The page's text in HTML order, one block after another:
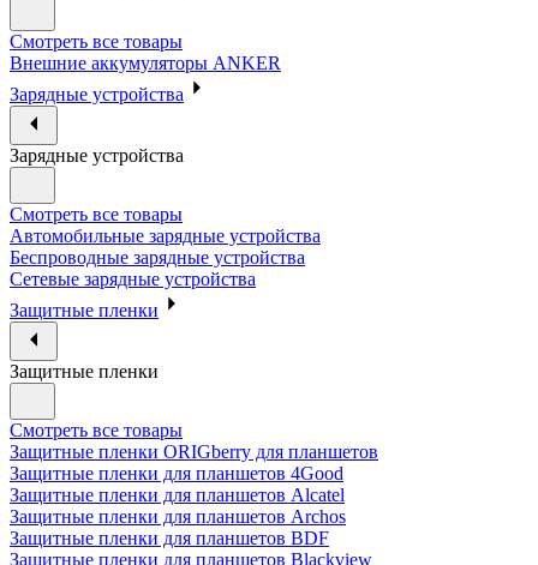
Смотреть все товары
Внешние аккумуляторы ANKER
Зарядные устройства
Зарядные устройства
Смотреть все товары
Автомобильные зарядные устройства
Беспроводные зарядные устройства
Сетевые зарядные устройства
Защитные пленки
Защитные пленки
Смотреть все товары
Защитные пленки ORIGberry для планшетов
Защитные пленки для планшетов 4Good
Защитные пленки для планшетов Alcatel
Защитные пленки для планшетов Archos
Защитные пленки для планшетов BDF
Защитные пленки для планшетов Blackview